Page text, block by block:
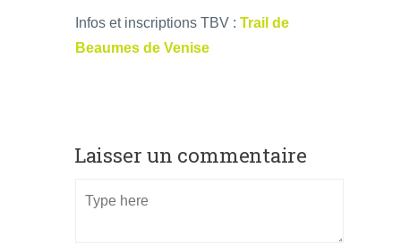
Infos et inscriptions TBV : Trail de
Beaumes de Venise
Laisser un commentaire